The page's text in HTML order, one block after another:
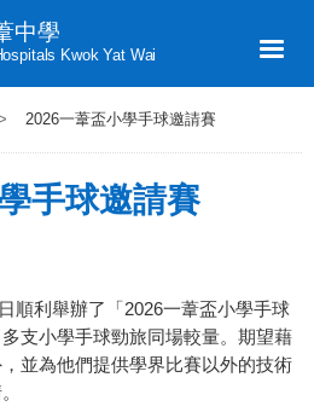
中學
Kwok Yat Wai
2026一葦盃小學手球邀請賽
手球邀請賽
順利舉辦了「2026一葦盃小學手球
支小學手球勁旅同場較量。期望藉
並為他們提供學界比賽以外的技術